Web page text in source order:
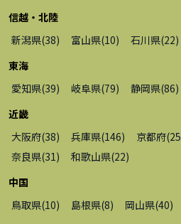
信越・北陸
新潟県(38) 富山県(10) 石川県(22)
東海
愛知県(39) 岐阜県(79) 静岡県(86)
近畿
大阪府(38) 兵庫県(146) 京都府(25
奈良県(31) 和歌山県(22)
中国
鳥取県(10) 島根県(8) 岡山県(40)